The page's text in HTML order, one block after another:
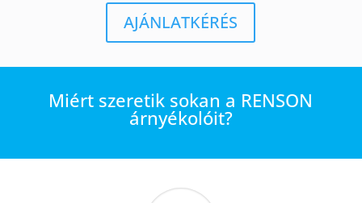
AJÁNLATKÉRÉS
Miért szeretik sokan a RENSON
árnyékolóit?